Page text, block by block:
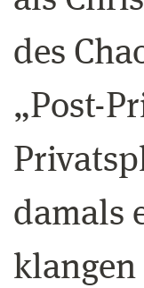
des
„Post-
damals
klangen